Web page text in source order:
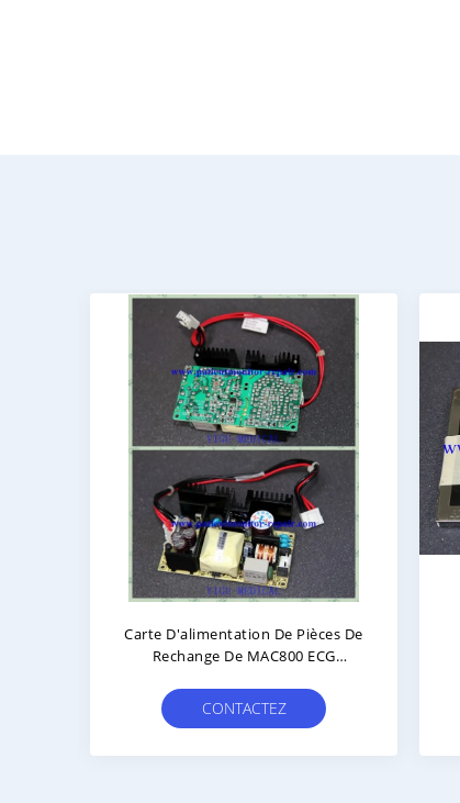
Cardiographe TC30 PageWriter
Carte Mère PN 453564175111
CONTACTEZ